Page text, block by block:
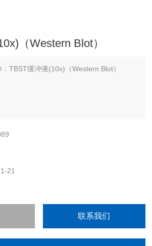
（Western Blot）
：TBST缓冲液(10x)（Western Blot）
21
联系我们